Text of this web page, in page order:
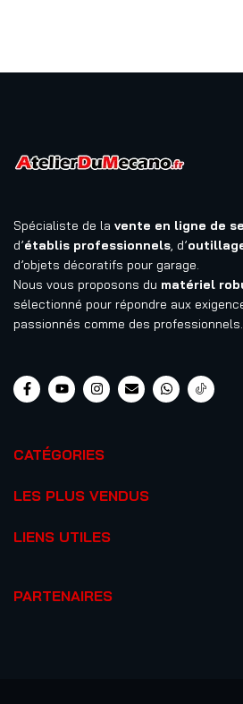
Spécialiste de la vente en ligne de
d’établis professionnels , d’
d’objets décoratifs pour garage.
Nous vous proposons du matériel
sélectionné pour répondre aux
passionnés comme des professionnels.
CATÉGORIES
LES PLUS VENDUS
LIENS UTILES
PARTENAIRES